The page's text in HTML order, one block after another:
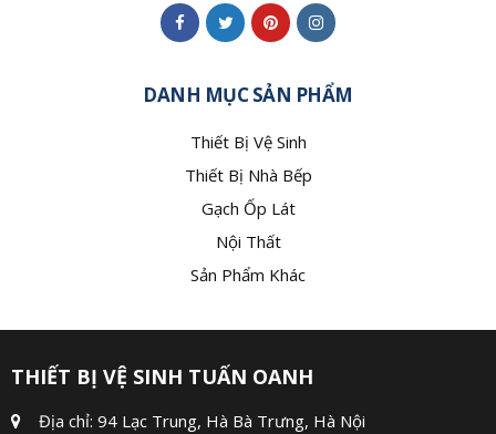
DANH MỤC SẢN PHẨM
Thiết Bị Vệ Sinh
Thiết Bị Nhà Bếp
Gạch Ốp Lát
Nội Thất
Sản Phẩm Khác
THIẾT BỊ VỆ SINH TUẤN OANH
Địa chỉ: 94 Lạc Trung, Hà Bà Trưng, Hà Nội